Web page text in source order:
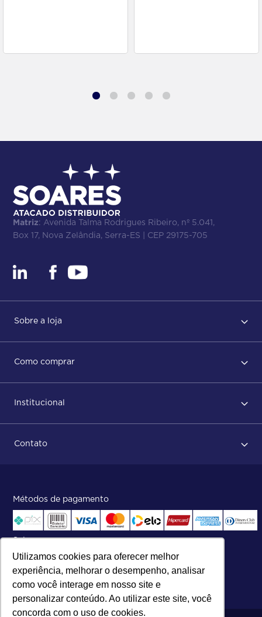
Utilizamos cookies para oferecer melhor
experiência, melhorar o desempenho, analisar
como você interage em nosso site e
personalizar conteúdo. Ao utilizar este site, você
concorda com o uso de cookies.
Matriz: Avenida Talma Rodrigues Ribeiro, nº 5.041,
Box 17, Nova Zelândia, Serra-ES | CEP 29175-705
Sobre a loja
Política de privacidade
Como comprar
Após conclusão do pedido
Status do pedido e acompanhamento da entrega
Institucional
ISO
Contato
Central de atendimento:
Telefone:(27) 2121-9000
Segunda a Sexta das 8h às 17h30
Métodos de pagamento
Selos